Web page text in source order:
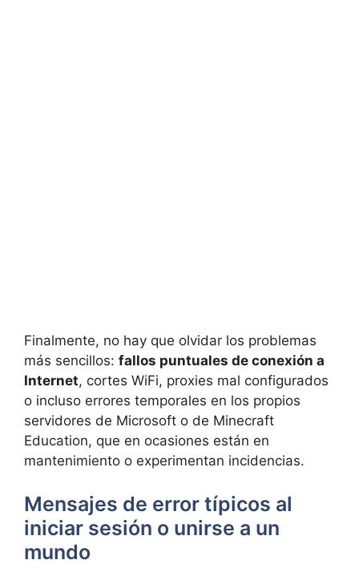
Finalmente, no hay que olvidar los problemas
más sencillos: fallos puntuales de conexión a
Internet, cortes WiFi, proxies mal configurados
o incluso errores temporales en los propios
servidores de Microsoft o de Minecraft
Education, que en ocasiones están en
mantenimiento o experimentan incidencias.
Mensajes de error típicos al
iniciar sesión o unirse a un
mundo